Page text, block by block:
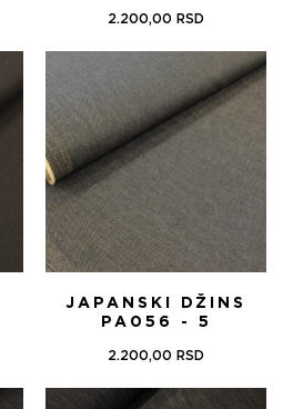
2.200,00 RSD
JAPANSKI DŽINS
PA056 - 5
2.200,00 RSD